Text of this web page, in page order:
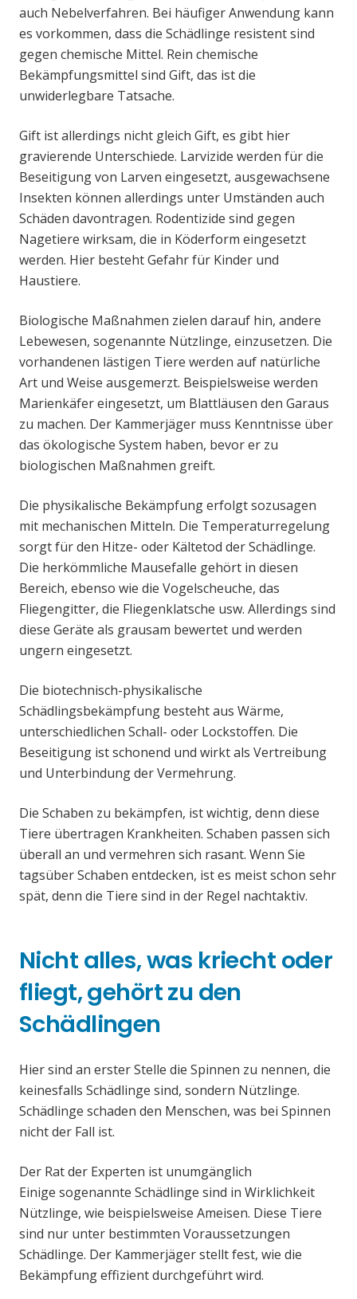
auch Nebelverfahren. Bei häufiger Anwendung kann
es vorkommen, dass die Schädlinge resistent sind
gegen chemische Mittel. Rein chemische
Bekämpfungsmittel sind Gift, das ist die
unwiderlegbare Tatsache.
Gift ist allerdings nicht gleich Gift, es gibt hier
gravierende Unterschiede. Larvizide werden für die
Beseitigung von Larven eingesetzt, ausgewachsene
Insekten können allerdings unter Umständen auch
Schäden davontragen. Rodentizide sind gegen
Nagetiere wirksam, die in Köderform eingesetzt
werden. Hier besteht Gefahr für Kinder und
Haustiere.
Biologische Maßnahmen zielen darauf hin, andere
Lebewesen, sogenannte Nützlinge, einzusetzen. Die
vorhandenen lästigen Tiere werden auf natürliche
Art und Weise ausgemerzt. Beispielsweise werden
Marienkäfer eingesetzt, um Blattläusen den Garaus
zu machen. Der Kammerjäger muss Kenntnisse über
das ökologische System haben, bevor er zu
biologischen Maßnahmen greift.
Die physikalische Bekämpfung erfolgt sozusagen
mit mechanischen Mitteln. Die Temperaturregelung
sorgt für den Hitze- oder Kältetod der Schädlinge.
Die herkömmliche Mausefalle gehört in diesen
Bereich, ebenso wie die Vogelscheuche, das
Fliegengitter, die Fliegenklatsche usw. Allerdings sind
diese Geräte als grausam bewertet und werden
ungern eingesetzt.
Die biotechnisch-physikalische
Schädlingsbekämpfung besteht aus Wärme,
unterschiedlichen Schall- oder Lockstoffen. Die
Beseitigung ist schonend und wirkt als Vertreibung
und Unterbindung der Vermehrung.
Die Schaben zu bekämpfen, ist wichtig, denn diese
Tiere übertragen Krankheiten. Schaben passen sich
überall an und vermehren sich rasant. Wenn Sie
tagsüber Schaben entdecken, ist es meist schon sehr
spät, denn die Tiere sind in der Regel nachtaktiv.
Nicht alles, was kriecht oder
fliegt, gehört zu den
Schädlingen
Hier sind an erster Stelle die Spinnen zu nennen, die
keinesfalls Schädlinge sind, sondern Nützlinge.
Schädlinge schaden den Menschen, was bei Spinnen
nicht der Fall ist.
Der Rat der Experten ist unumgänglich
Einige sogenannte Schädlinge sind in Wirklichkeit
Nützlinge, wie beispielsweise Ameisen. Diese Tiere
sind nur unter bestimmten Voraussetzungen
Schädlinge. Der Kammerjäger stellt fest, wie die
Bekämpfung effizient durchgeführt wird.